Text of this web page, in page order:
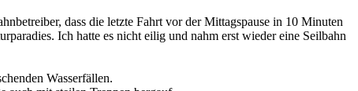
dass die letzte Fahrt vor der Mittagspause in 10 Minuten
Ich hatte es nicht eilig und nahm erst wieder eine Seilbahn
Wasserfällen.